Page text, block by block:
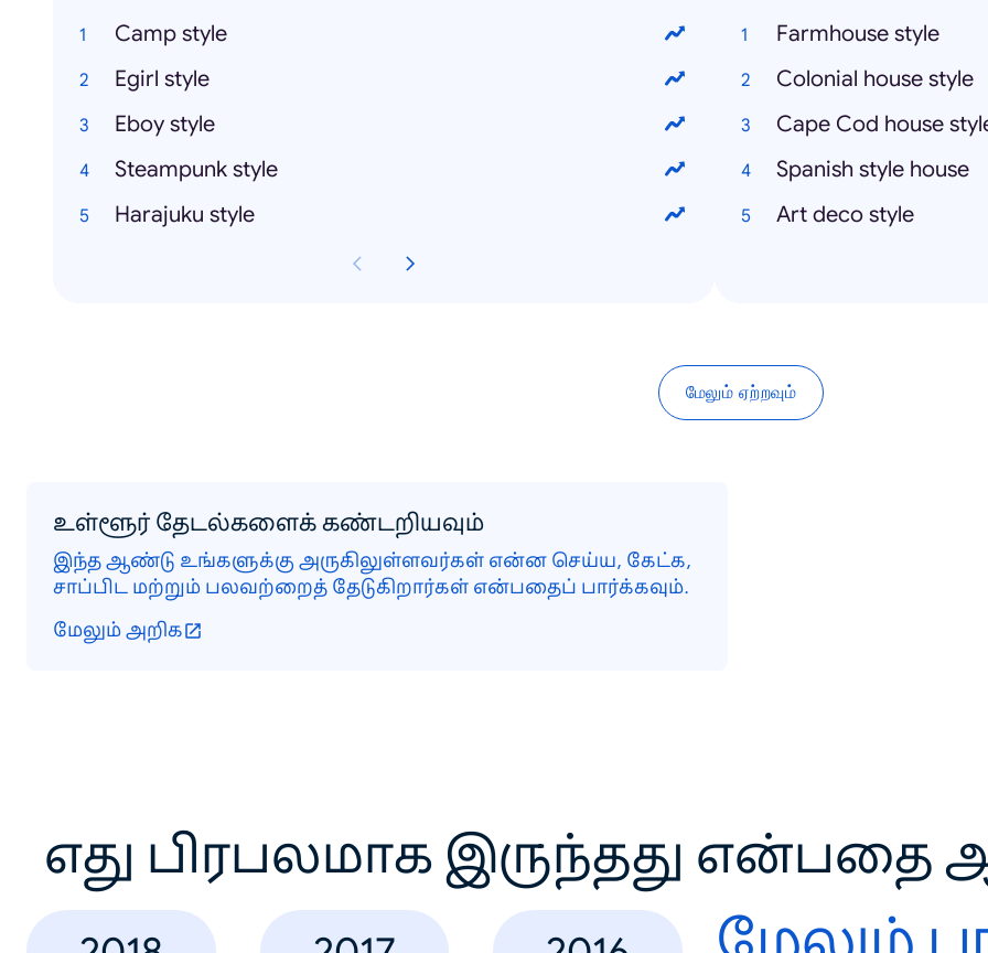
Camp style
Egirl style
Eboy style
Steampunk style
Harajuku style
Farmhouse style
Colonial house style
Cape Cod house
Spanish style house
Art deco style
மேலும் ஏற்றவும்
உள்ளூர் தேடல்களைக் கண்டறியவும்
இந்த ஆண்டு உங்களுக்கு அருகிலுள்ளவர்கள் என்ன செய்ய, கேட்க,
சாப்பிட மற்றும் பலவற்றைத் தேடுகிறார்கள் என்பதைப் பார்க்கவும்.
மேலும் அறிக
எது பிரபலமாக இருந்தது என்பதை